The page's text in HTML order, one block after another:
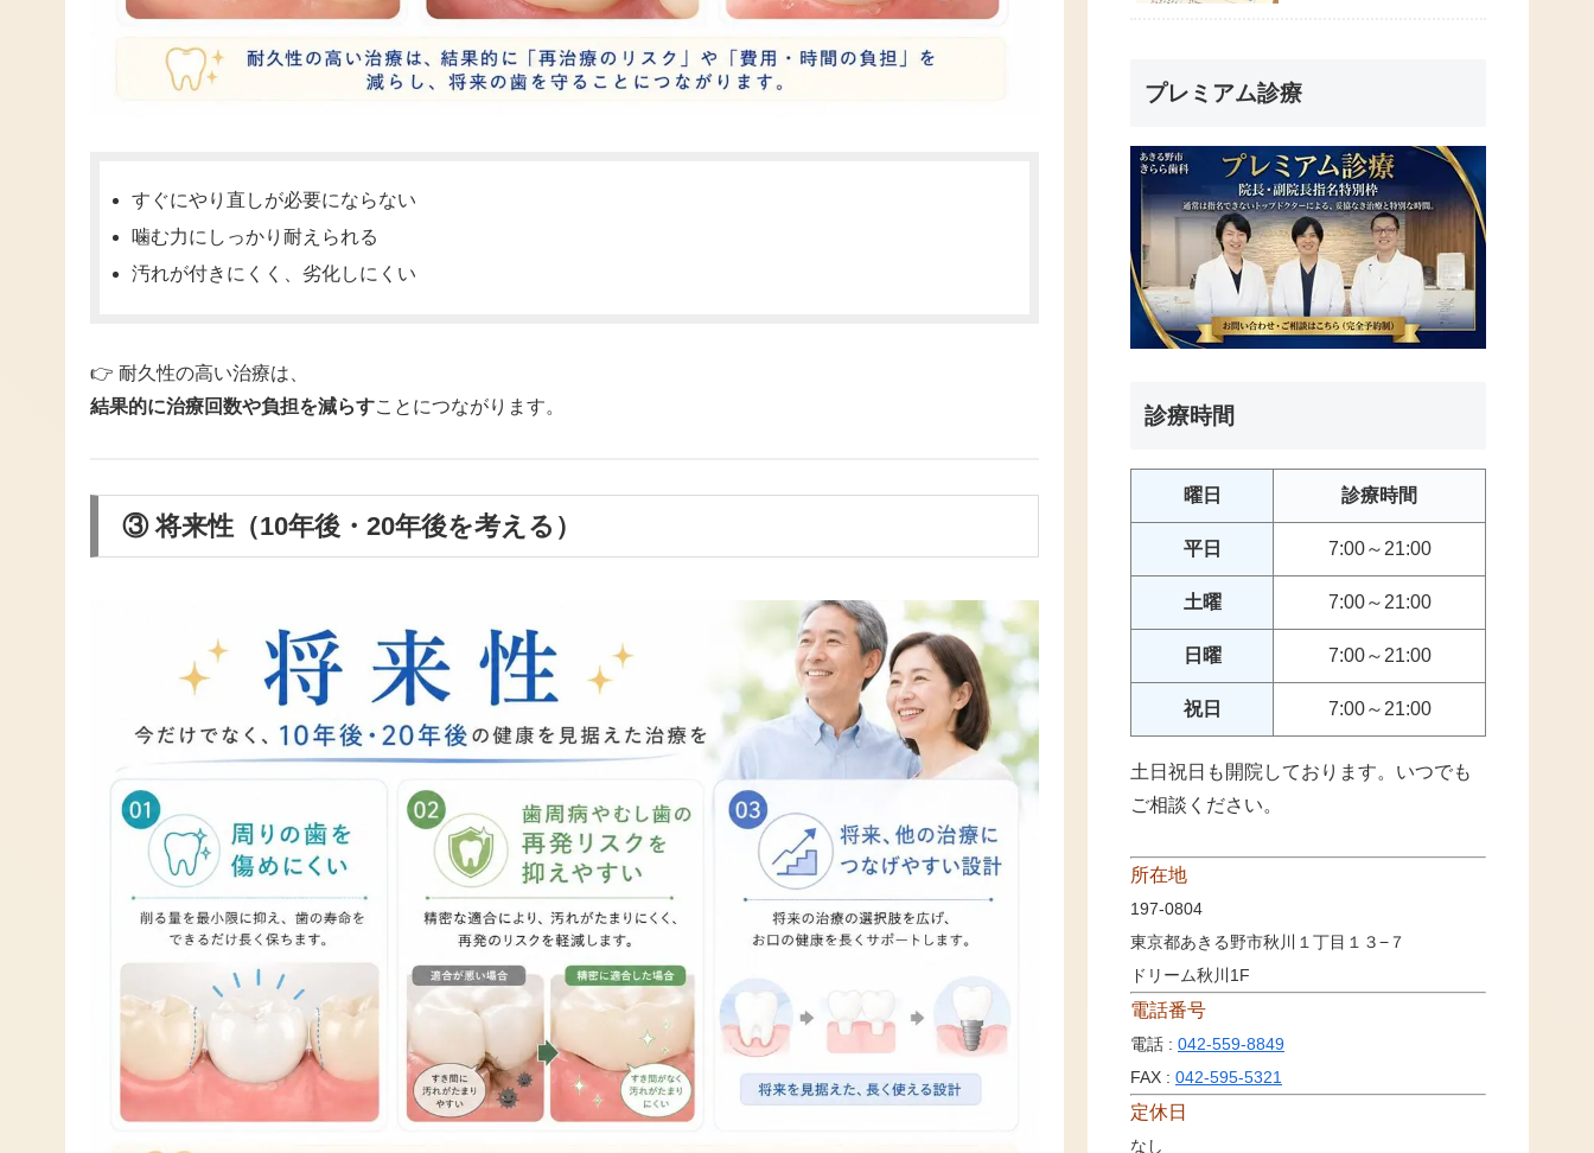
すぐにやり直しが必要にならない
噛む力にしっかり耐えられる
汚れが付きにくく、劣化しにくい
👉 耐久性の高い治療は、
結果的に治療回数や負担を減らすことにつながります。
③ 将来性（10年後・20年後を考える）
プレミアム診療
診療時間
曜日 診療時間
平日 7:00～21:00
土曜 7:00～21:00
日曜 7:00～21:00
祝日 7:00～21:00
土日祝日も開院しております。いつでも
ご相談ください。
所在地
197-0804
東京都あきる野市秋川１丁目１３−７
ドリーム秋川1F
電話番号
電話 : 042-559-8849
FAX : 042-595-5321
定休日
なし